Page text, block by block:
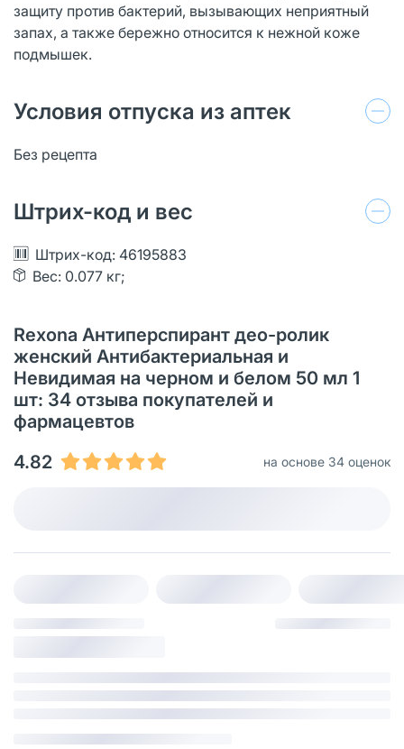
защиту против бактерий, вызывающих неприятный
запах, а также бережно относится к нежной коже
подмышек.
Условия отпуска из аптек
Без рецепта
Штрих-код и вес
Штрих-код: 46195883
Вес: 0.077 кг;
Rexona Антиперспирант део-ролик
женский Антибактериальная и
Невидимая на черном и белом 50 мл 1
шт: 34 отзыва покупателей и
фармацевтов
4.82
на основе 34 оценок